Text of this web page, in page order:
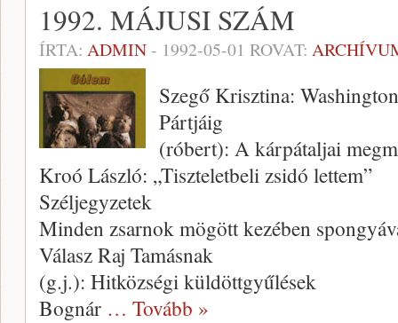
1992. MÁJUSI SZÁM
ÍRTA: ADMIN- 1992-05-01 ROVAT:
Szegő Krisztina:
Pártjáig
(róbert): A kárpátaljai
Kroó László: „Tiszteletbeli zsidó lettem”
Széljegyzetek
Minden zsarnok mögött kezében
Válasz Raj Tamásnak
(g.j.): Hitközségi küldöttgyűlések
Bognár … Tovább »